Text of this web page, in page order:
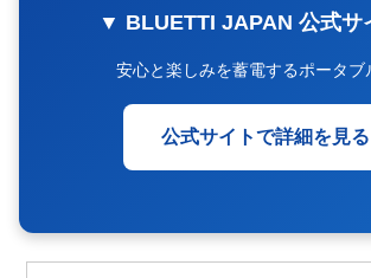
▼ BLUETTI JAPAN 公式サ
安心と楽しみを蓄電するポータブ
公式サイトで詳細を見る